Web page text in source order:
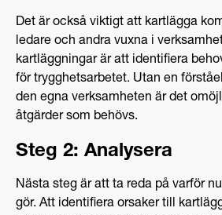
Det är också viktigt att kartlägga
ledare och andra vuxna i
kartläggningar är att identifiera
för trygghetsarbetet. Utan en
den egna verksamheten är det
åtgärder som behövs.
Steg 2: Analysera
Nästa steg är att ta reda på varför
gör. Att identifiera orsaker till